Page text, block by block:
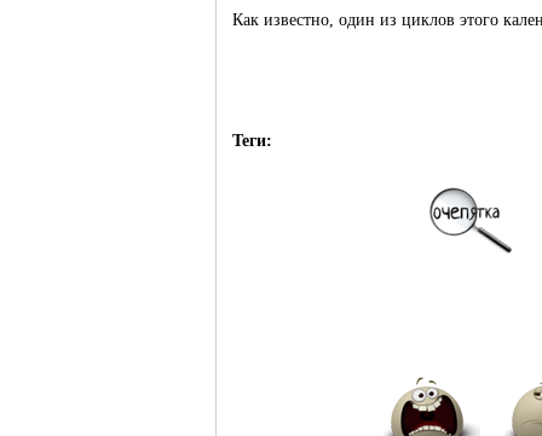
Как известно, один из циклов этого
Теги: